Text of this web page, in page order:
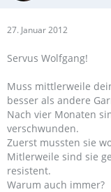
27. Januar 2012
Servus Wolfgang!
Muss mittlerweile
besser als andere
Nach vier Monaten
verschwunden.
Zuerst mussten sie
Mitlerweile sind sie
resistent.
Warum auch immer?